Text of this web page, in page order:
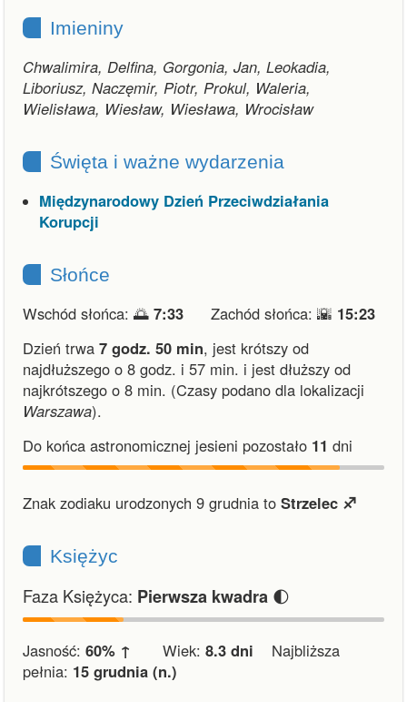
Imieniny
Chwalimira, Delfina, Gorgonia, Jan, Leokadia,
Liboriusz, Naczęmir, Piotr, Prokul, Waleria,
Wielisława, Wiesław, Wiesława, Wrocisław
Święta i ważne wydarzenia
Międzynarodowy Dzień Przeciwdziałania
Korupcji
Słońce
Wschód słońca: 🌅 7:33 Zachód słońca: 🌇 15:23
Dzień trwa 7 godz. 50 min, jest krótszy od
najdłuższego o 8 godz. i 57 min. i jest dłuższy od
najkrótszego o 8 min. (Czasy podano dla lokalizacji
Warszawa).
Do końca astronomicznej jesieni pozostało 11 dni
Znak zodiaku urodzonych 9 grudnia to Strzelec ♐︎
Księżyc
Faza Księżyca: Pierwsza kwadra 🌓
Jasność: 60% ↑ Wiek: 8.3 dni Najbliższa
pełnia: 15 grudnia (n.)